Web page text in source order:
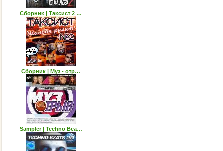
Сборник | Таксист 2 …
Сборник | Муз - отр…
Sampler | Techno Bea…